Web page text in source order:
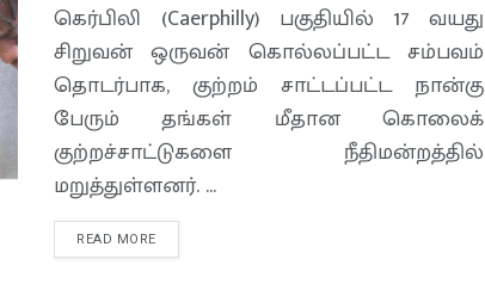
கெர்பிலி (Caerphilly) பகுதியில் 17 வயது
சிறுவன் ஒருவன் கொல்லப்பட்ட சம்பவம்
தொடர்பாக, குற்றம் சாட்டப்பட்ட நான்கு
பேரும் தங்கள் மீதான கொலைக்
குற்றச்சாட்டுகளை நீதிமன்றத்தில்
மறுத்துள்ளனர். ...
READ MORE